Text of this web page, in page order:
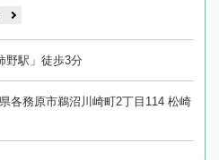
野駅」徒歩3分
各務原市鵜沼川崎町2丁目114 松崎